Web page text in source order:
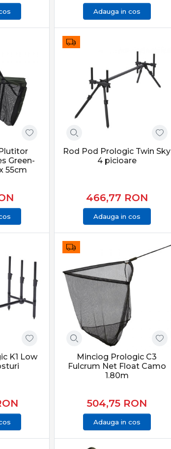
Adauga in cos
Green-
55cm
Rod Pod Prologic Twin Sky
4 picioare
466,77 RON
Adauga in cos
K1 Low
Minciog Prologic C3
Fulcrum Net Float Camo
1.80m
504,75 RON
Adauga in cos